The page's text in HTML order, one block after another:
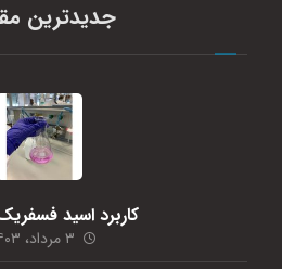
جدیدترین
کاربرد اسید
۳ مرداد، ۱۴۰۳